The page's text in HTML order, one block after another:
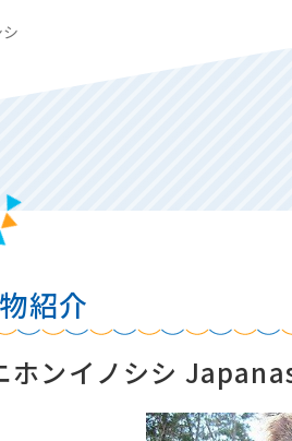
紹介
ホンイノシシ